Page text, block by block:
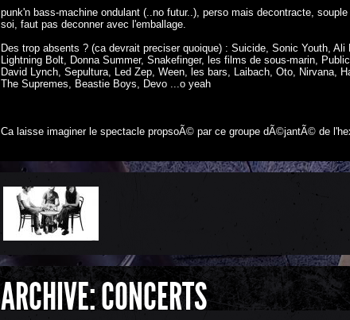
punk'n bass-machine ondulant (..no futur..), perso mais decontracte,
soi, faut pas deconner avec l'emballage.
Des trop absents ? (ca devrait preciser quoique) : Suicide, Sonic Youth,
Lightning Bolt, Donna Summer, Snakefinger, les films de sous-marin,
David Lynch, Sepultura, Led Zep, Ween, les bars, Laibach, Oto, Nirvana,
The Supremes, Beastie Boys, Devo ...o yeah
Ca laisse imaginer le spectacle propsoÃ© par ce groupe dÃ©jantÃ© de
ARCHIVE: CONCERTS